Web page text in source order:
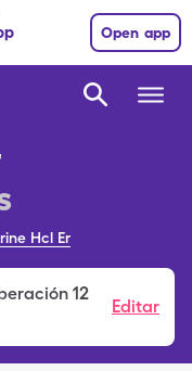
Open app
Hcl Er
12
Editar